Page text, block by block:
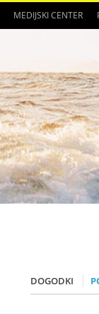
MEDIJSKI CENTER
DOGODKI